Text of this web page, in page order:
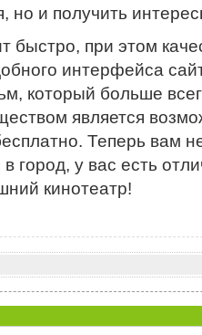
но и получить
быстро, при этом
интерфейса
который больше
является
Теперь вам
город, у вас есть
кинотеатр!